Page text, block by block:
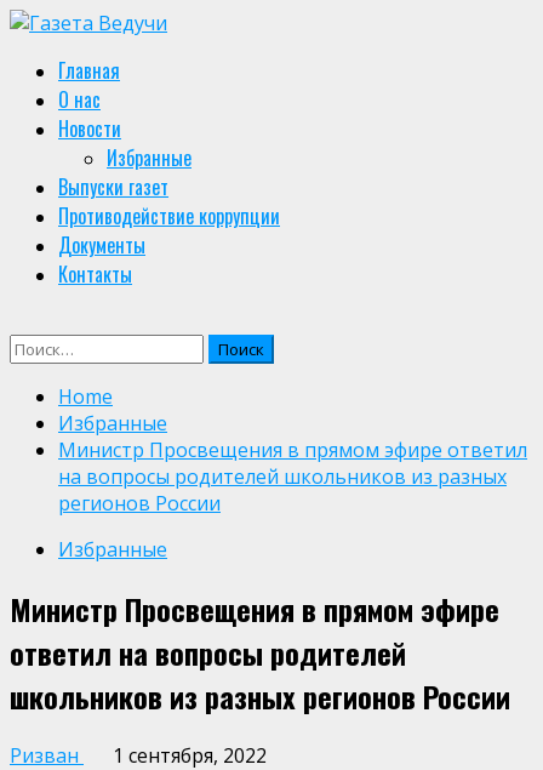
Skip
content
Primary
Menu
Главная
О нас
Новости
Избранные
Выпуски газет
Противодействие коррупции
Документы
Контакты
Найти:
Home
Избранные
Министр Просвещения в прямом эфире ответил
на вопросы родителей школьников из разных
регионов России
Избранные
Министр Просвещения в прямом эфире
ответил на вопросы родителей
школьников из разных регионов России
Ризван
1 сентября, 2022